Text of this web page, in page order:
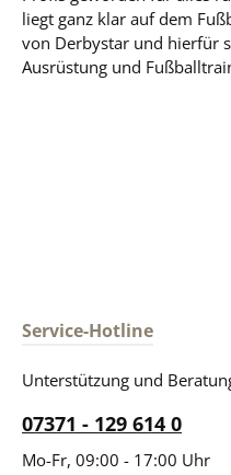
liegt ganz klar auf dem
von Derbystar und hierfür
Ausrüstung und
Service-Hotline
Unterstützung und
07371 - 129 614 0
Mo-Fr, 09:00 - 17:00 Uhr